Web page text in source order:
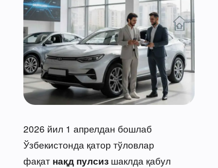
2026 йил 1 апрелдан бошлаб
Ўзбекистонда қатор тўловлар
фақат нақд пулсиз шаклда қабул